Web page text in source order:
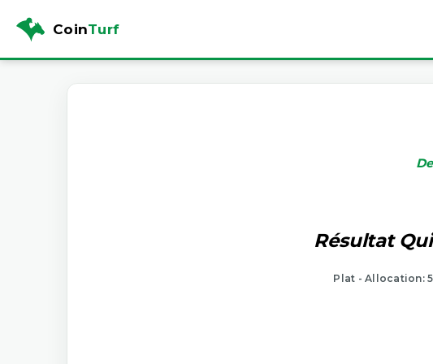
CoinTurf
Résultat
Plat - Allocation: